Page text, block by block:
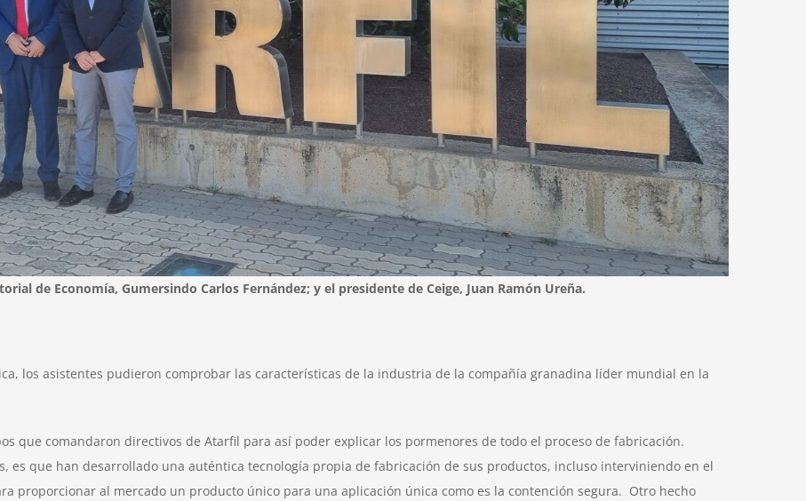
de Economía, Gumersindo Carlos Fernández; y el presidente de Ceige, Juan Ramón Ureña.
los asistentes pudieron comprobar las características de la industria de la compañía granadina líder mundial en la
que comandaron directivos de Atarfil para así poder explicar los pormenores de todo el proceso de fabricación.
es que han desarrollado una auténtica tecnología propia de fabricación de sus productos, incluso interviniendo en el
proporcionar al mercado un producto único para una aplicación única como es la contención segura. Otro hecho